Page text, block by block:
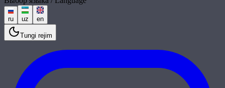
ru uz en
Tungi rejim